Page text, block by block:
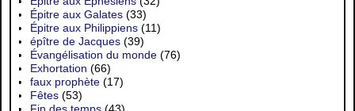
Épitre aux Galates (33)
Épitre aux Philippiens (11)
épître de Jacques (39)
Évangélisation du monde (76)
Exhortation (66)
faux prophète (17)
Fêtes (53)